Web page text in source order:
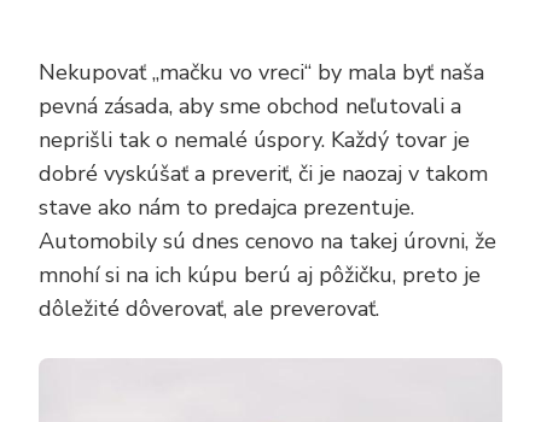
Nekupovať „mačku vo vreci“ by mala byť naša
pevná zásada, aby sme obchod neľutovali a
neprišli tak o nemalé úspory. Každý tovar je
dobré vyskúšať a preveriť, či je naozaj v takom
stave ako nám to predajca prezentuje.
Automobily sú dnes cenovo na takej úrovni, že
mnohí si na ich kúpu berú aj pôžičku, preto je
dôležité dôverovať, ale preverovať.